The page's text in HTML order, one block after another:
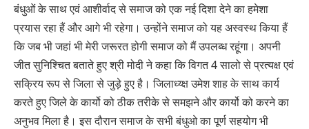
बंधुओं के साथ एवं आशीर्वाद से समाज को एक नई दिशा देने का हमेशा
प्रयास रहा हैं और आगे भी रहेगा। उन्होंने समाज को यह अस्वस्थ किया हैं
कि जब भी जहां भी मेरी जरूरत होगी समाज को मैं उपलब्ध रहूंगा। अपनी
जीत सुनिश्चित बताते हुए श्री मोदी ने कहा कि विगत 4 सालो से प्रत्यक्ष एवं
सक्रिय रूप से जिला से जुड़े हुए है। जिलाध्य्क्ष उमेश शाह के साथ कार्य
करते हुए जिले के कार्यो को ठीक तरीके से समझने और कार्यो को करने का
अनुभव मिला है। इस दौरान समाज के सभी बंधुओ का पूर्ण सहयोग भी